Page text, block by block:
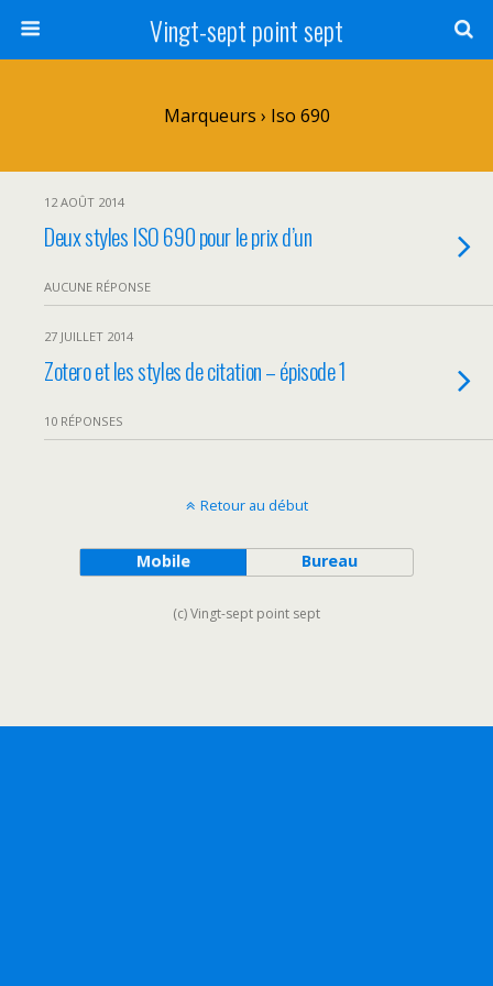
Vingt-sept point sept
Marqueurs › Iso 690
12 AOÛT 2014
Deux styles ISO 690 pour le prix d’un
AUCUNE RÉPONSE
27 JUILLET 2014
Zotero et les styles de citation – épisode 1
10 RÉPONSES
Retour au début
Mobile Bureau
(c) Vingt-sept point sept